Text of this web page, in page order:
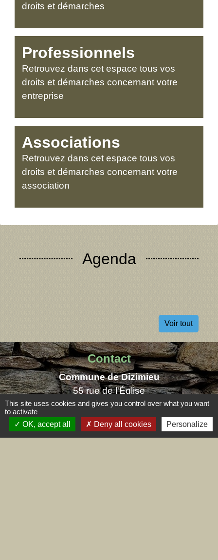
droits et démarches
Professionnels
Retrouvez dans cet espace tous vos
droits et démarches concernant votre
entreprise
Associations
Retrouvez dans cet espace tous vos
droits et démarches concernant votre
association
Agenda
Voir tout
Contact
Commune de Dizimieu
55 rue de l'Église
38460 Dizimieu - FRANCE
+33 4 74 90 72 39
Contact par formulaire
This site uses cookies and gives you control over what you want
to activate
OK, accept all
Deny all cookies Personalize